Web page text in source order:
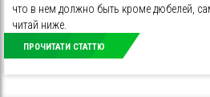
что в нем должно быть кроме дюбелей,
читай ниже.
ПРОЧИТАТИ СТАТТЮ